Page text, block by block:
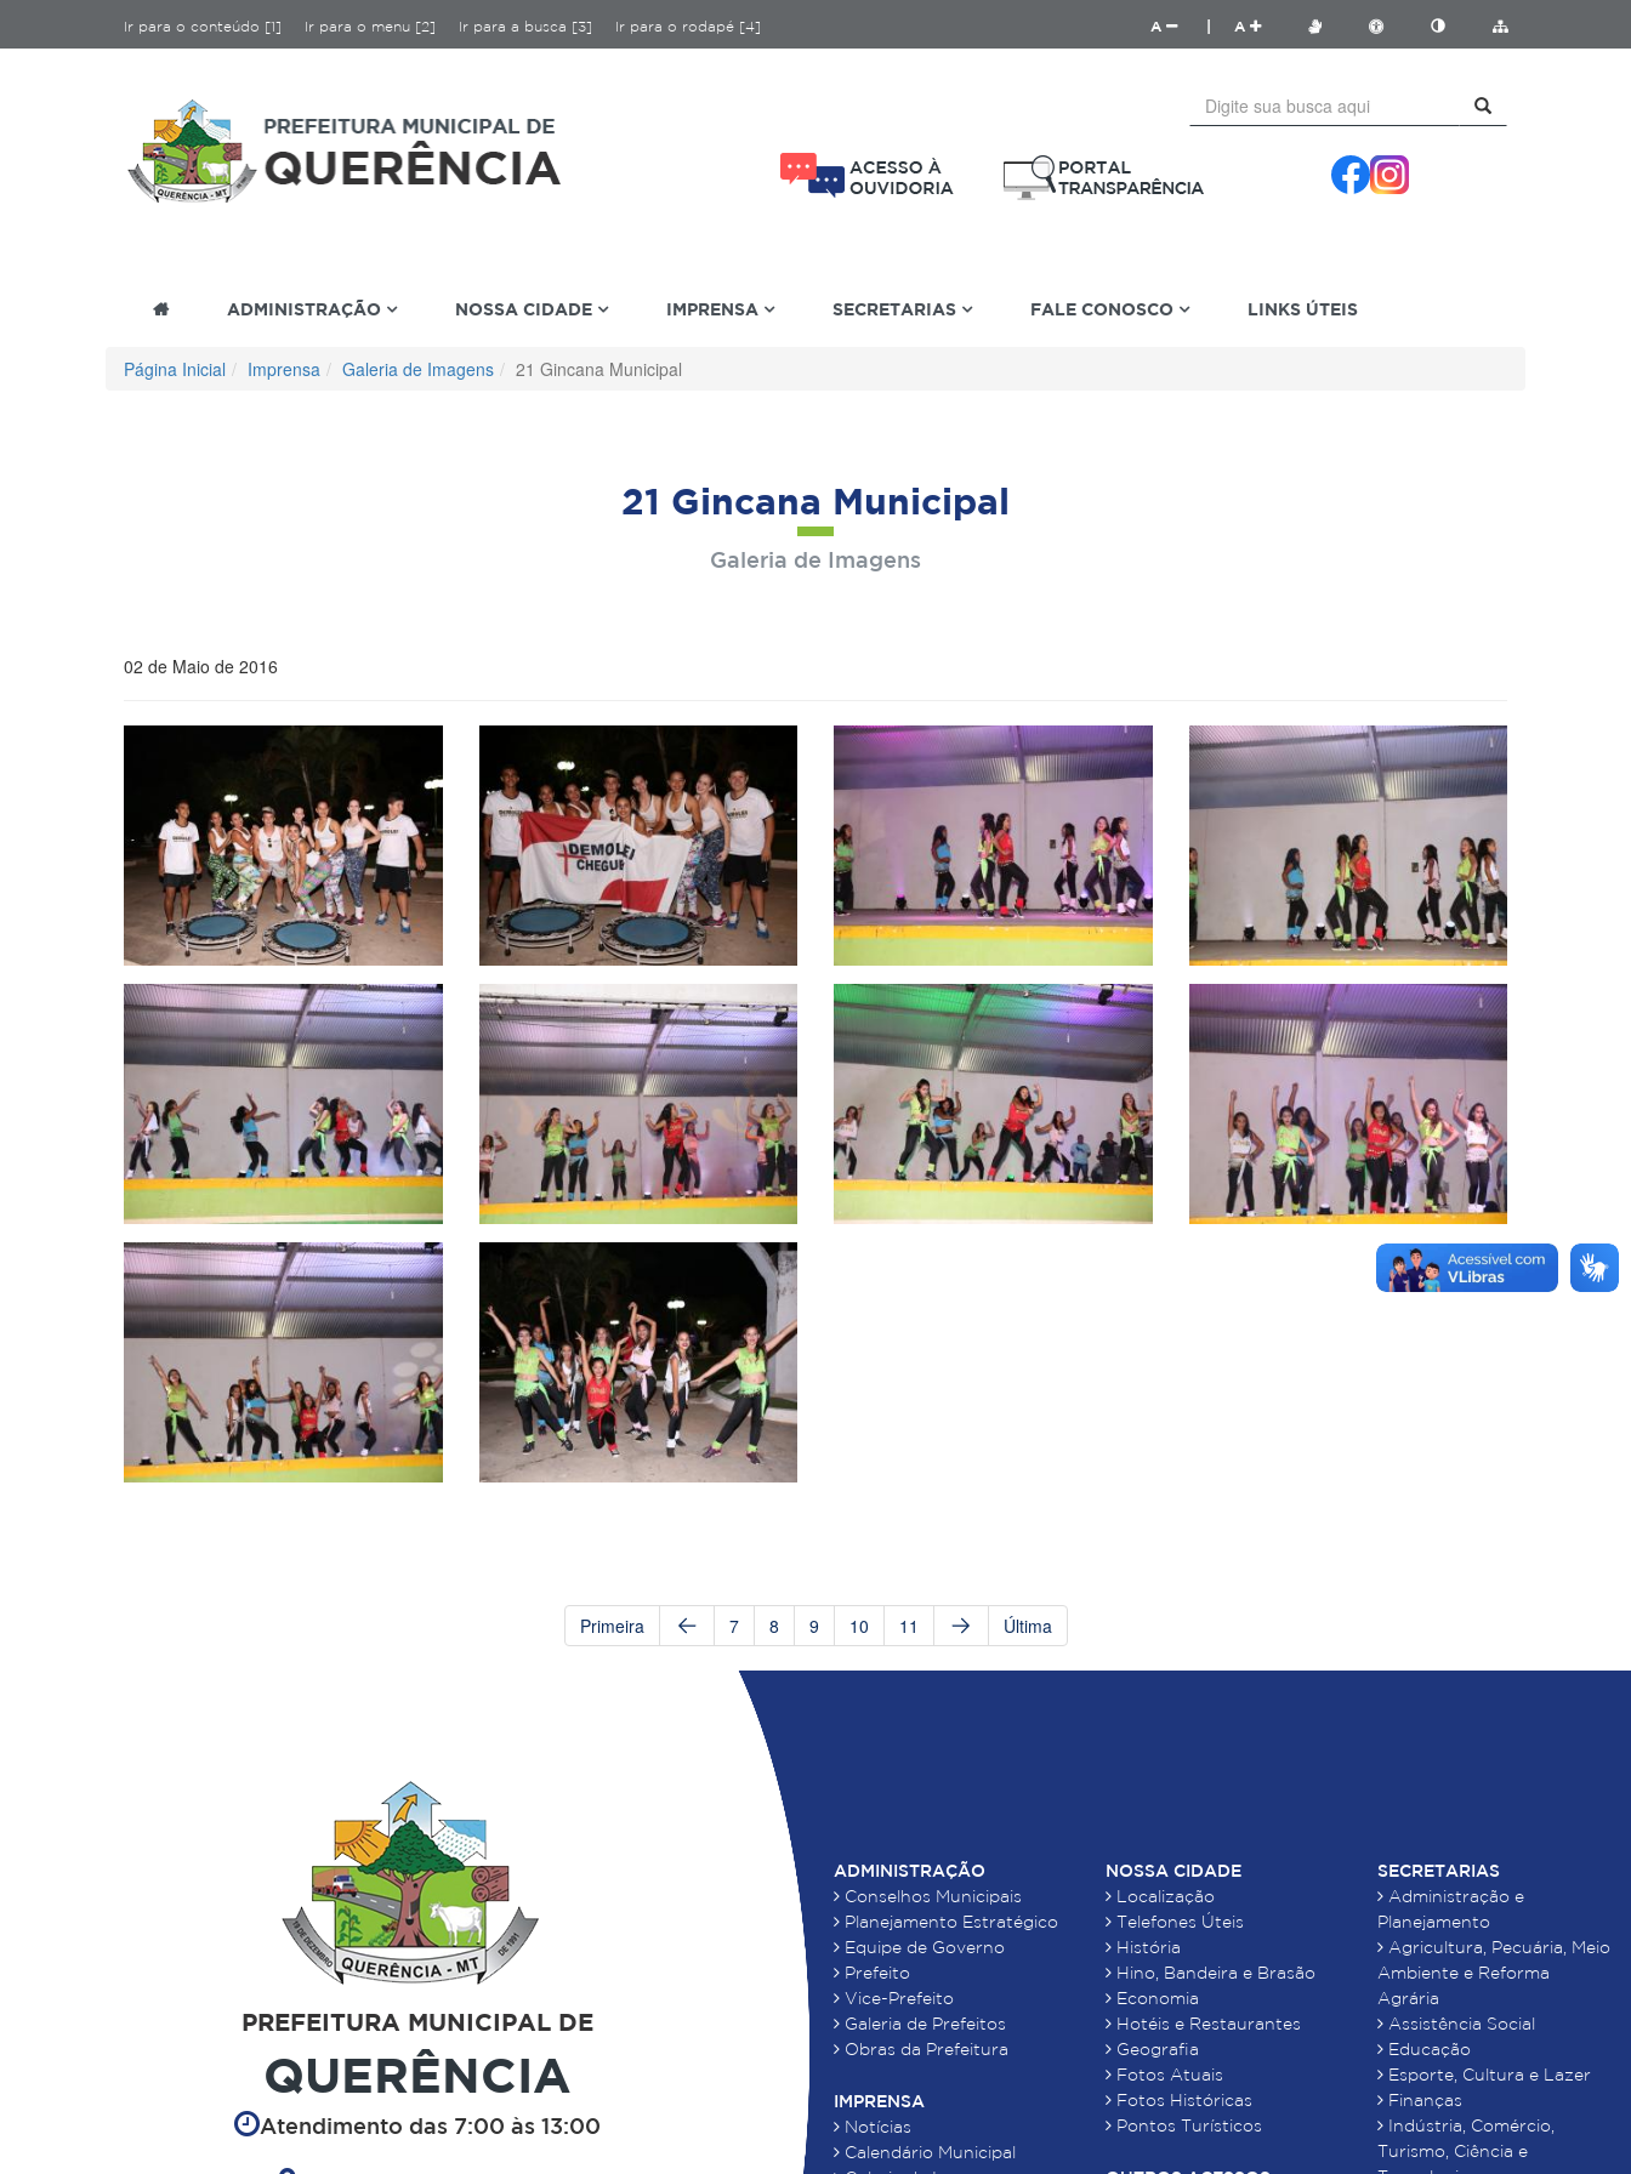
Ir para o conteúdo [1] Ir para o menu [2] Ir para a busca [3] Ir para o rodapé [4] A A
ADMINISTRAÇÃO NOSSA CIDADE IMPRENSA SECRETARIAS FALE CONOSCO LINKS ÚTEIS
Página Inicial Imprensa Galeria de Imagens 21 Gincana Municipal
21 Gincana Municipal
Galeria de Imagens
02 de Maio de 2016
Primeira 7 8 9 10 11 Última
PREFEITURA MUNICIPAL DE
QUERÊNCIA
Atendimento das 7:00 às 13:00
ADMINISTRAÇÃO
Conselhos Municipais
Planejamento Estratégico
Equipe de Governo
Prefeito
Vice-Prefeito
Galeria de Prefeitos
Obras da Prefeitura
IMPRENSA
Notícias
Calendário Municipal
NOSSA CIDADE
Localização
Telefones Úteis
História
Hino, Bandeira e Brasão
Economia
Hotéis e Restaurantes
Geografia
Fotos Atuais
Fotos Históricas
Pontos Turísticos
SECRETARIAS
Administração e
Planejamento
Agricultura, Pecuária, Meio
Ambiente e Reforma
Agrária
Assistência Social
Educação
Esporte, Cultura e Lazer
Finanças
Indústria, Comércio,
Turismo, Ciência e